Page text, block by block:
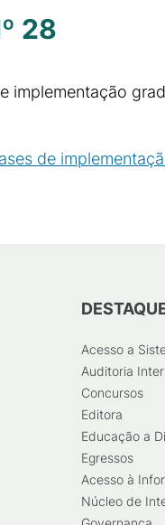
28
implementação
de
Acesso a
Auditoria
Concursos
Editora
Educação a
Egressos
Acesso à
Núcleo de